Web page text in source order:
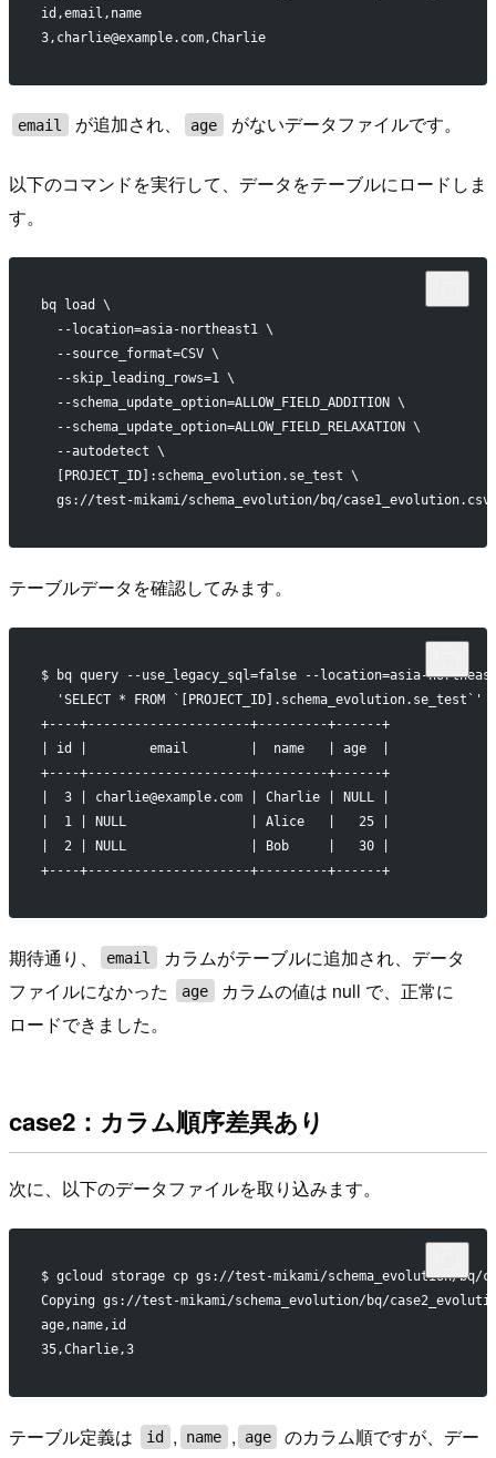
id,email,name
3,charlie@example.com,Charlie
email が追加され、 age がないデータファイルです。
以下のコマンドを実行して、データをテーブルにロードしま
す。
bq load \
  --location=asia-northeast1 \
  --source_format=CSV \
  --skip_leading_rows=1 \
  --schema_update_option=ALLOW_FIELD_ADDITION \
  --schema_update_option=ALLOW_FIELD_RELAXATION \
  --autodetect \
  [PROJECT_ID]:schema_evolution.se_test \
  gs://test-mikami/schema_evolution/bq/case1_evolution.csv
テーブルデータを確認してみます。
$ bq query --use_legacy_sql=false --location=asia-
  'SELECT * FROM `[PROJECT_ID].schema_evolution.se_test`'
+----+---------------------+---------+------+
| id |        email        |  name   | age  |
+----+---------------------+---------+------+
|  3 | charlie@example.com | Charlie | NULL |
|  1 | NULL                | Alice   |   25 |
|  2 | NULL                | Bob     |   30 |
+----+---------------------+---------+------+
期待通り、 email
カラムがテーブルに追加され、データ
ファイルになかった
age
カラムの値は null で、正常に
ロードできました。
case2：カラム順序差異あり
次に、以下のデータファイルを取り込みます。
$ gcloud storage cp gs://test-mikami/schema_evolution/bq/
Copying gs://test-mikami/schema_evolution/bq/
age,name,id
35,Charlie,3
テーブル定義は id , name , age
のカラム順ですが、デー